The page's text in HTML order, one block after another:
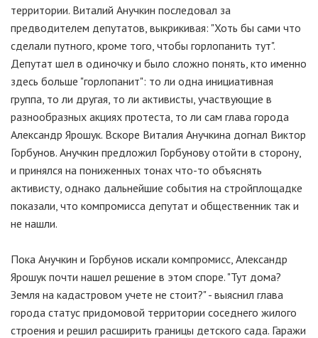
территории. Виталий Анучкин последовал за
предводителем депутатов, выкрикивая: "Хоть бы сами что
сделали путного, кроме того, чтобы горлопанить тут".
Депутат шел в одиночку и было сложно понять, кто именно
здесь больше "горлопанит": то ли одна инициативная
группа, то ли другая, то ли активисты, участвующие в
разнообразных акциях протеста, то ли сам глава города
Александр Ярошук. Вскоре Виталия Анучкина догнал Виктор
Горбунов. Анучкин предложил Горбунову отойти в сторону,
и принялся на пониженных тонах что-то объяснять
активисту, однако дальнейшие события на стройплощадке
показали, что компромисса депутат и общественник так и
не нашли.
Пока Анучкин и Горбунов искали компромисс, Александр
Ярошук почти нашел решение в этом споре. "Тут дома?
Земля на кадастровом учете не стоит?" - выяснил глава
города статус придомовой территории соседнего жилого
строения и решил расширить границы детского сада. Гаражи